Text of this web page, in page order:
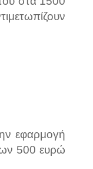
εφαρμογή
500 ευρώ